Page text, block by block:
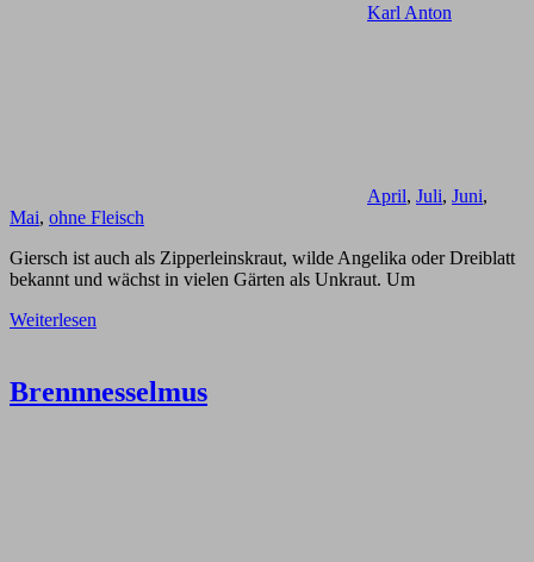
Karl Anton
April, Juli, Juni,
Mai, ohne Fleisch
Giersch ist auch als Zipperleinskraut, wilde Angelika oder Dreiblatt
bekannt und wächst in vielen Gärten als Unkraut. Um
Weiterlesen
Brennnesselmus